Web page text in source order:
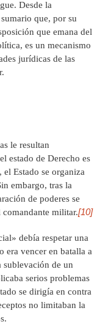
Desde la
que, por su
que emana del
es un mecanismo
jurídicas de las
le resultan
estado de Derecho es
Estado se organiza
embargo, tras la
de poderes se
militar.[10]
debía respetar una
era vencer en batalla a
sublevación de un
serios problemas
se dirigía en contra
no limitaban la